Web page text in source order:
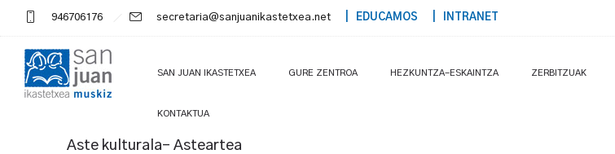
946706176 secretaria@sanjuanikastetxea.net | EDUCAMOS | INTRANET
SAN JUAN IKASTETXEA GURE ZENTROA HEZKUNTZA-ESKAINTZA ZERBITZUAK
KONTAKTUA
Aste kulturala- Asteartea